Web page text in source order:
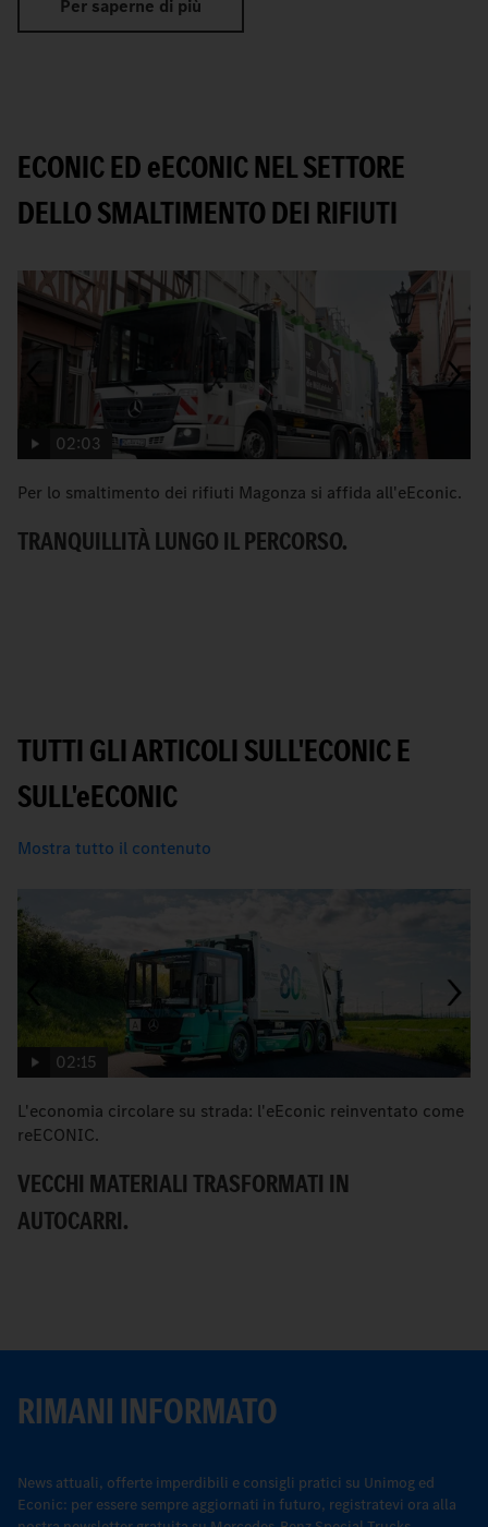
Per saperne di più
ECONIC EDeECONIC NEL SETTORE
DELLO SMALTIMENTO DEI RIFIUTI
02:03
Per lo smaltimento dei rifiuti Magonza si affida all'eEconic.
TRANQUILLITÀ LUNGO IL PERCORSO.
TUTTI GLI ARTICOLI SULL'ECONIC E
SULL'eECONIC
Mostra tutto il contenuto
02:15
L'economia circolare su strada: l'eEconic reinventato come
reECONIC.
VECCHI MATERIALI TRASFORMATI IN
AUTOCARRI.
RIMANI INFORMATO
News attuali, offerte imperdibili e consigli pratici su Unimog ed
Econic: per essere sempre aggiornati in futuro, registratevi ora alla